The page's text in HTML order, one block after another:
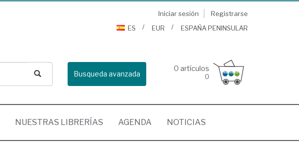
Iniciar sesión
Registrarse
ES
EUR ESPAÑA PENINSULAR
Busqueda avanzada
0 artículos
0
NUESTRAS LIBRERÍAS AGENDA NOTICIAS